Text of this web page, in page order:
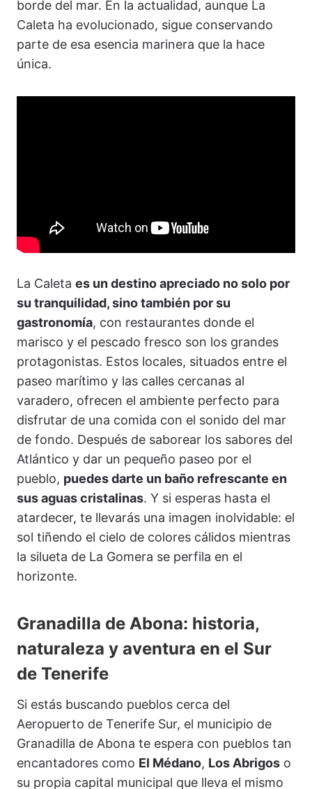
borde del mar. En la actualidad, aunque La
Caleta ha evolucionado, sigue conservando
parte de esa esencia marinera que la hace
única.
La Caleta es un destino apreciado no solo por
su tranquilidad, sino también por su
gastronomía, con restaurantes donde el
marisco y el pescado fresco son los grandes
protagonistas. Estos locales, situados entre el
paseo marítimo y las calles cercanas al
varadero, ofrecen el ambiente perfecto para
disfrutar de una comida con el sonido del mar
de fondo. Después de saborear los sabores del
Atlántico y dar un pequeño paseo por el
pueblo, puedes darte un baño refrescante en
sus aguas cristalinas. Y si esperas hasta el
atardecer, te llevarás una imagen inolvidable: el
sol tiñendo el cielo de colores cálidos mientras
la silueta de La Gomera se perfila en el
horizonte.
Granadilla de Abona: historia,
naturaleza y aventura en el Sur
de Tenerife
Si estás buscando pueblos cerca del
Aeropuerto de Tenerife Sur, el municipio de
Granadilla de Abona te espera con pueblos tan
encantadores como El Médano, Los Abrigos o
su propia capital municipal que lleva el mismo